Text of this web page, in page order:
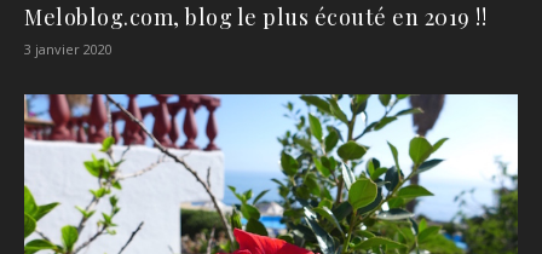
Meloblog.com, blog le plus écouté en 2019 !!
3 janvier 2020